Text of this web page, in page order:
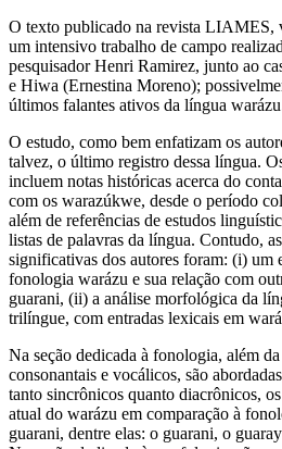
O texto publicado na revista LIAMES,
um intensivo trabalho de campo
pesquisador Henri Ramirez, junto ao
e Hiwa (Ernestina Moreno);
últimos falantes ativos da língua
O estudo, como bem enfatizam os
talvez, o último registro dessa língua.
incluem notas históricas acerca do
com os warazúkwe, desde o período
além de referências de estudos
listas de palavras da língua. Contudo,
significativas dos autores foram: (i) um
fonologia warázu e sua relação com
guarani, (ii) a análise morfológica da
trilíngue, com entradas lexicais em
Na seção dedicada à fonologia, além
consonantais e vocálicos, são
tanto sincrônicos quanto diacrônicos,
atual do warázu em comparação à
guarani, dentre elas: o guarani, o